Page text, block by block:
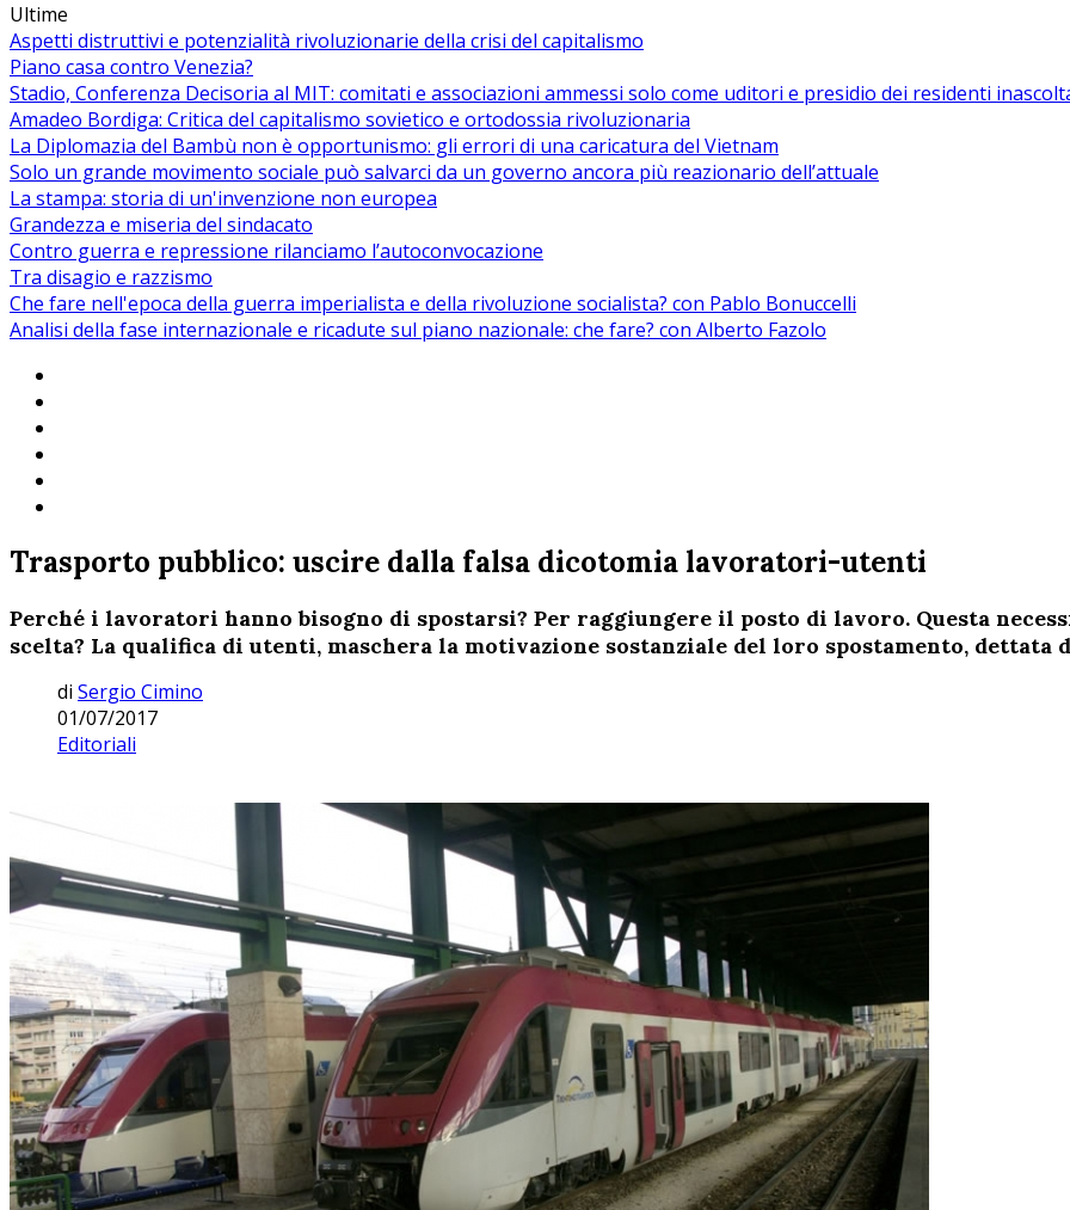
Ultime
Aspetti distruttivi e potenzialità rivoluzionarie della crisi del capitalismo
Piano casa contro Venezia?
Stadio, Conferenza Decisoria al MIT: comitati e associazioni ammessi solo come uditori e presidio dei residenti
Amadeo Bordiga: Critica del capitalismo sovietico e ortodossia rivoluzionaria
La Diplomazia del Bambù non è opportunismo: gli errori di una caricatura del Vietnam
Solo un grande movimento sociale può salvarci da un governo ancora più reazionario dell’attuale
La stampa: storia di un'invenzione non europea
Grandezza e miseria del sindacato
Contro guerra e repressione rilanciamo l’autoconvocazione
Tra disagio e razzismo
Che fare nell'epoca della guerra imperialista e della rivoluzione socialista? con Pablo Bonuccelli
Analisi della fase internazionale e ricadute sul piano nazionale: che fare? con Alberto Fazolo
Trasporto pubblico: uscire dalla falsa dicotomia lavoratori-utenti
Perché i lavoratori hanno bisogno di spostarsi? Per raggiungere il posto di lavoro. Questa
scelta? La qualifica di utenti, maschera la motivazione sostanziale del loro spostamento, dettata
di Sergio Cimino
01/07/2017
Editoriali